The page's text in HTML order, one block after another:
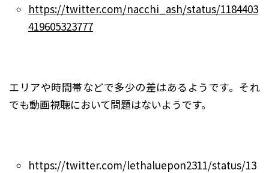
https://twitter.com/nacchi_ash/status/1184403
419605323777
エリアや時間帯などで多少の差はあるようです。それ
でも動画視聴において問題はないようです。
https://twitter.com/lethaluepon2311/status/13